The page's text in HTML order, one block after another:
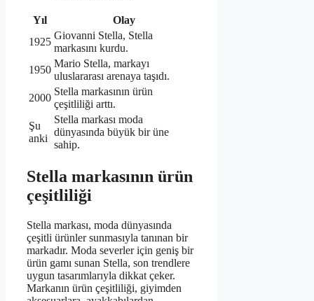
Yıl
Olay
1925
Giovanni Stella, Stella
markasını kurdu.
1950
Mario Stella, markayı
uluslararası arenaya taşıdı.
2000
Stella markasının ürün
çeşitliliği arttı.
Şu
anki
Stella markası moda
dünyasında büyük bir üne
sahip.
Stella markasının ürün
çeşitliliği
Stella markası, moda dünyasında
çeşitli ürünler sunmasıyla tanınan bir
markadır. Moda severler için geniş bir
ürün gamı sunan Stella, son trendlere
uygun tasarımlarıyla dikkat çeker.
Markanın ürün çeşitliliği, giyimden